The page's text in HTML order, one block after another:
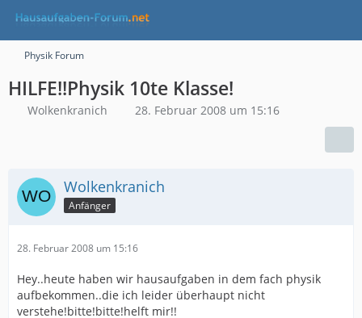
Physik Forum
HILFE!!Physik 10te Klasse!
Wolkenkranich 28. Februar 2008 um 15:16
Wolkenkranich
Anfänger
28. Februar 2008 um 15:16
Hey..heute haben wir hausaufgaben in dem fach physik
aufbekommen..die ich leider überhaupt nicht
verstehe!bitte!bitte!helft mir!!